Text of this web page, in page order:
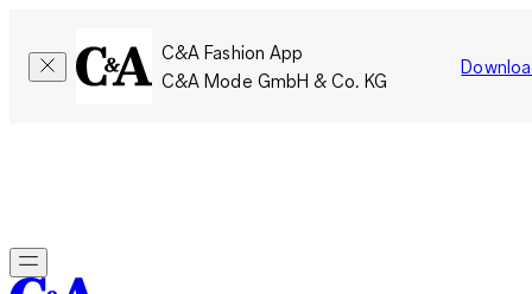
C&A Fashion App
C&A Mode GmbH & Co. KG